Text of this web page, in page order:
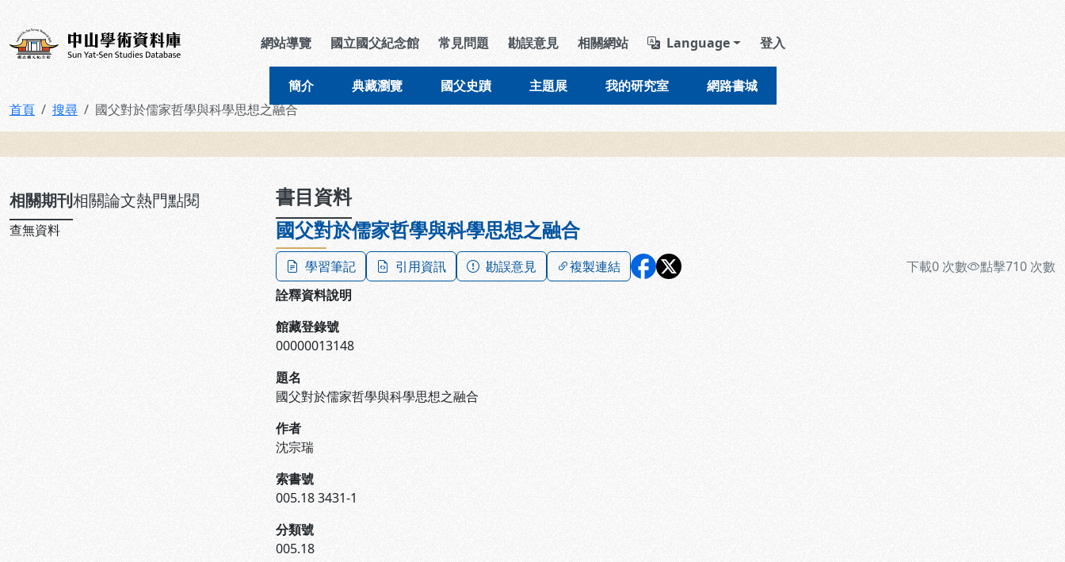
中山學術資料庫 導覽列區塊
網站導覽 國立國父紀念館 常見問題 勘誤意見 相關網站 Language 登入
簡介 典藏瀏覽 國父史蹟 主題展 我的研究室 網路書城
首頁 搜尋 國父對於儒家哲學與科學思想之融合
相關期刊相關論文熱門點閱
查無資料
書目資料
國父對於儒家哲學與科學思想之融合
學習筆記 引用資訊 勘誤意見 複製連結 下載0 次數 點擊710 次數
詮釋資料說明
館藏登錄號
00000013148
題名
國父對於儒家哲學與科學思想之融合
作者
沈宗瑞
索書號
005.18 3431-1
分類號
005.18